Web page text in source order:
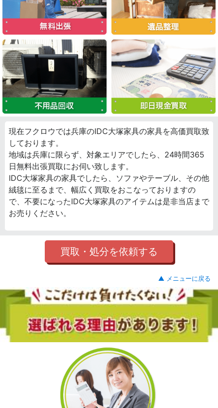
現在フクロウでは兵庫のIDC大塚家具の家具を高価買取致
しております。
地域は兵庫に限らず、対象エリアでしたら、24時間365
日無料出張買取にお伺い致します。
IDC大塚家具の家具でしたら、ソファやテーブル、その他
絨毯に至るまで、幅広く買取をおこなっておりますの
で、不要になったIDC大塚家具のアイテムは是非当店まで
お売りください。
買取・処分を依頼する
▲ メニューに戻る